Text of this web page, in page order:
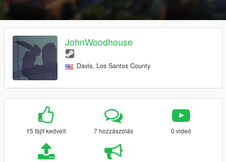
JohnWoodhouse
Davis, Los Santos County
15 fájlt kedvelt 7 hozzászólás 0 videó